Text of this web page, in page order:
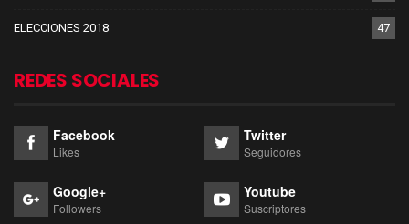
ELECCIONES 2018 47
REDES SOCIALES
Facebook
Likes
Twitter
Seguidores
Google+
Followers
Youtube
Suscriptores